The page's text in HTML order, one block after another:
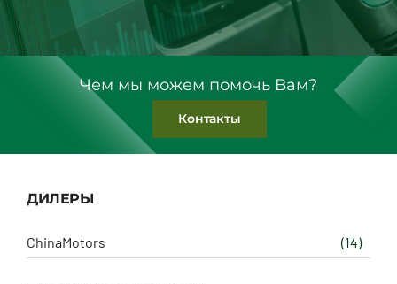
Чем мы можем помочь Вам?
Контакты
ДИЛЕРЫ
ChinaMotors (14)